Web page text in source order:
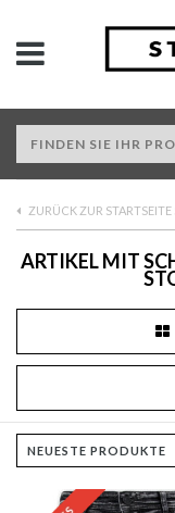
ZURÜCK ZUR
ARTIKEL MIT